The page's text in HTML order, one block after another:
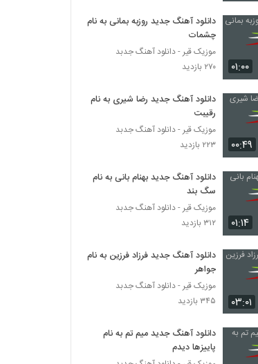
Gheydeto Zadam)
۲,۱۷۴ بازدید
دانلود آهنگ بابک جهانبخش ای وای (babak
jahanbakhsh Ey Vaay)
۱,۲۵۲ بازدید
غلامرضا صنعتگر آهنگ دروغ سفید
۸۸۵ بازدید
دانلود آهنگ آروم آروم از سیاوش قمصری
۱,۰۳۹ بازدید
آهنگ تب تند از هوتن هنرمند(پاپ)
دانلود آهنگ محسن لرستانی بی کس (Mohsen
Lorestani Bi Kas)
۵,۰۷۲ بازدید
موزیک زیبای همه چی هست از سهراب ام جی
۱,۵۰۹ بازدید
۰۱:۰۰
دانلود آهنگ جدید روزبه بمانی به نام
چشمات
موزیک قیر - دانلود آهنگ جدبد
۲۷۰ بازدید
۰۰:۴۹
دانلود آهنگ جدید رضا شیری به نام
رقیبت
موزیک قیر - دانلود آهنگ جدبد
۲۲۳ بازدید
۰۱:۱۴
دانلود آهنگ جدید بهنام بانی به نام
سگ بند
موزیک قیر - دانلود آهنگ جدبد
۳۱۲ بازدید
۰۳:۰۱
دانلود آهنگ جدید فرزاد فرزین به نام
جواهر
موزیک قیر - دانلود آهنگ جدبد
۳۴۵ بازدید
دانلود آهنگ جدید میم تم به نام
پاییزها دیدم